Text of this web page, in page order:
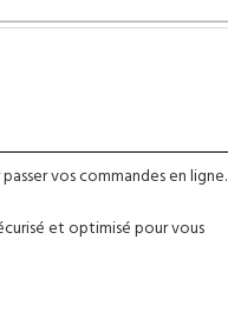
vos commandes en ligne.
et optimisé pour vous